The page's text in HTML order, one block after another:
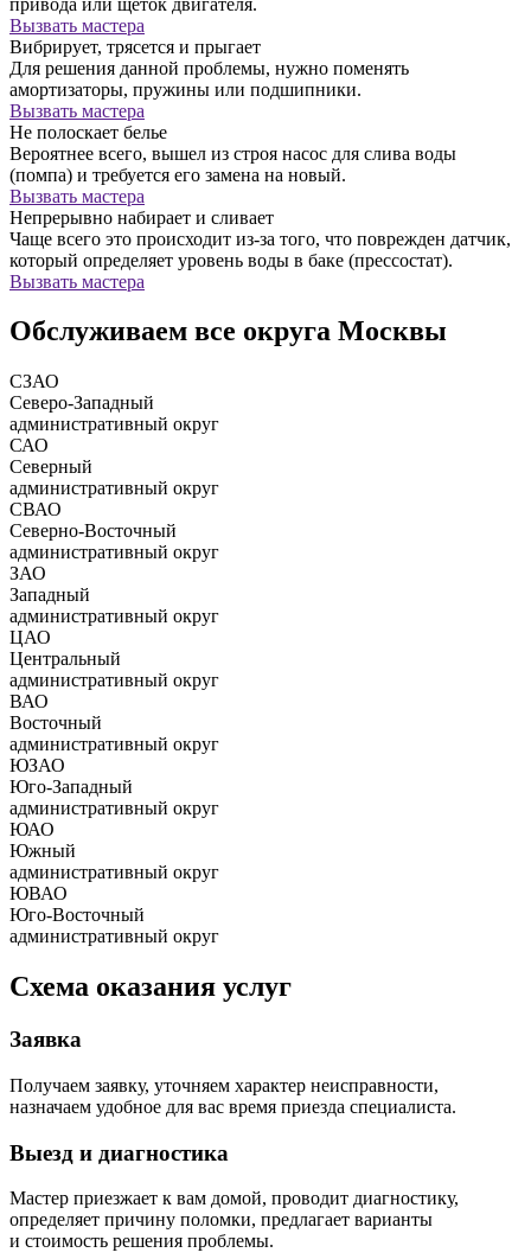
Вызвать мастера
Вибрирует, трясется и прыгает
Для решения данной проблемы, нужно поменять
амортизаторы, пружины или подшипники.
Вызвать мастера
Не полоскает белье
Вероятнее всего, вышел из строя насос для слива воды
(помпа) и требуется его замена на новый.
Вызвать мастера
Непрерывно набирает и сливает
Чаще всего это происходит из-за того, что поврежден датчик,
который определяет уровень воды в баке (прессостат).
Вызвать мастера
Обслуживаем все округа Москвы
СЗАО
Северо-Западный
административный округ
САО
Северный
административный округ
СВАО
Северно-Восточный
административный округ
ЗАО
Западный
административный округ
ЦАО
Центральный
административный округ
ВАО
Восточный
административный округ
ЮЗАО
Юго-Западный
административный округ
ЮАО
Южный
административный округ
ЮВАО
Юго-Восточный
административный округ
Схема оказания услуг
Заявка
Получаем заявку, уточняем характер неисправности,
назначаем удобное для вас время приезда специалиста.
Выезд и диагностика
Мастер приезжает к вам домой, проводит диагностику,
определяет причину поломки, предлагает варианты
и стоимость решения проблемы.